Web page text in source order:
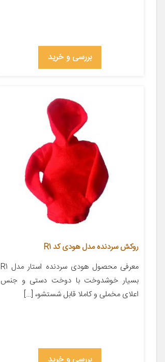
بررسی و خرید
روکش سردنده مدل هودی کد R1
معرفی محصول هودی سردنده استار مدل R1
بسیار خوشدوخت با دوخت دستی و جنس
اعلای مخملی و کاملا قابل شستشو، […]